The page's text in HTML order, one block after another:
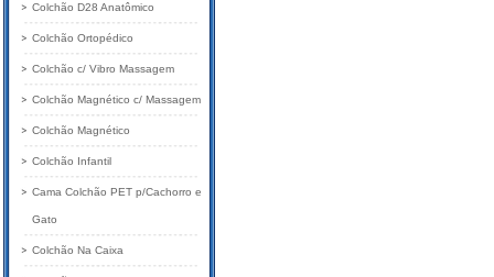
Colchão D28 Anatômico
Colchão Ortopédico
Colchão c/ Vibro Massagem
Colchão Magnético c/ Massagem
Colchão Magnético
Colchão Infantil
Cama Colchão PET p/Cachorro e
Gato
Colchão Na Caixa